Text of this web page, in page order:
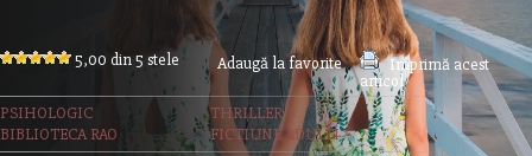
5,00 din 5 stele Adaugă la favorite
Imprimă acest
articol
PSIHOLOGIC
THRILLER
BIBLIOTECA RAO
FICTIUNE ADULTI